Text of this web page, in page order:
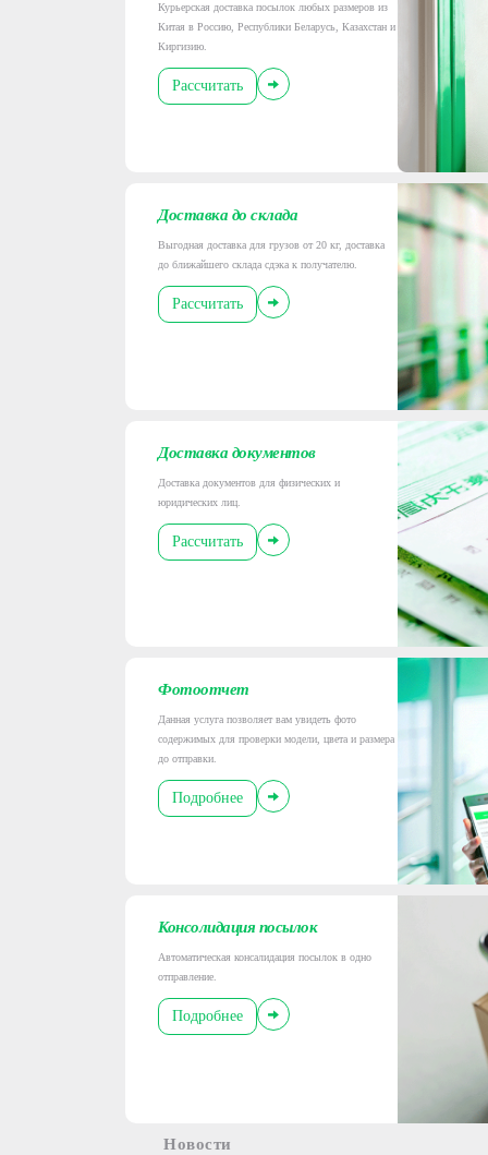
Курьерская доставка посылок любых размеров из
Китая в Россию, Республики Беларусь, Казахстан и
Киргизию.
Рассчитать
Доставка до склада
Выгодная доставка для грузов от 20 кг, доставка
до ближайшего склада сдэка к получателю.
Рассчитать
Доставка документов
Доставка документов для физических и
юридических лиц.
Рассчитать
Фотоотчет
Данная услуга позволяет вам увидеть фото
содержимых для проверки модели, цвета и размера
до отправки.
Подробнее
Консолидация посылок
Автоматическая консалидация посылок в одно
отправление.
Подробнее
Новости